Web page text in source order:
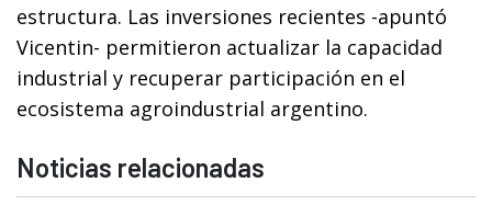
estructura. Las inversiones recientes -apuntó
Vicentin- permitieron actualizar la capacidad
industrial y recuperar participación en el
ecosistema agroindustrial argentino.
Noticias relacionadas